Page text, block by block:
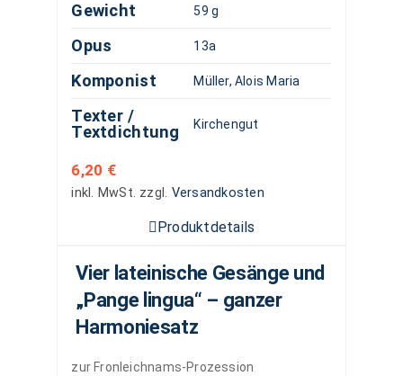
Gewicht 59 g
Opus 13a
Komponist Müller, Alois Maria
Texter /
Textdichtung
Kirchengut
6,20 €
inkl. MwSt. zzgl. Versandkosten
Produktdetails
Vier lateinische Gesänge und
„Pange lingua“ – ganzer
Harmoniesatz
zur Fronleichnams-Prozession